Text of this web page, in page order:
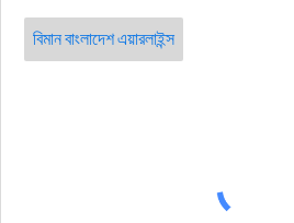
বিমান বাংলাদেশ এয়ারলাইন্স